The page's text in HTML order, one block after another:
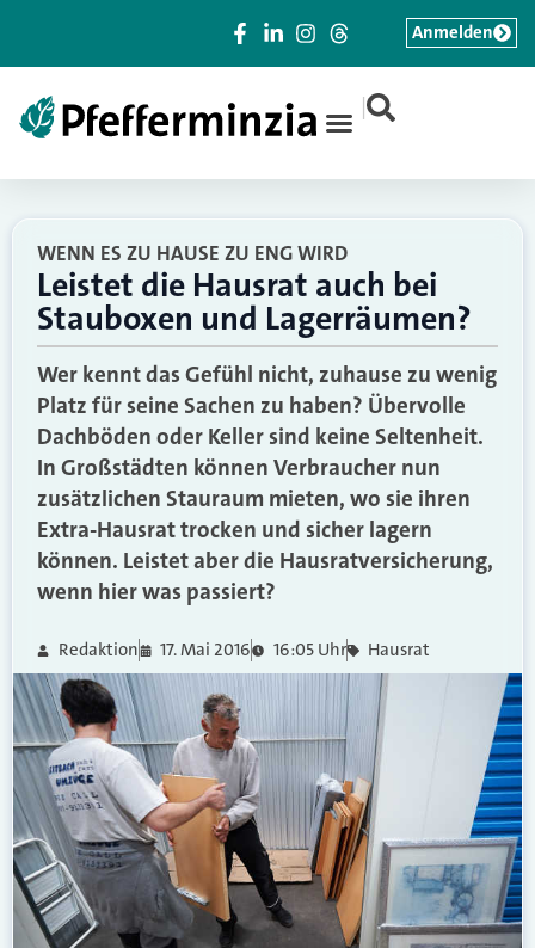
|
Anmelden
WENN ES ZU HAUSE ZU ENG WIRD
Leistet die Hausrat auch bei
Stauboxen und Lagerräumen?
Wer kennt das Gefühl nicht, zuhause zu wenig
Platz für seine Sachen zu haben? Übervolle
Dachböden oder Keller sind keine Seltenheit.
In Großstädten können Verbraucher nun
zusätzlichen Stauraum mieten, wo sie ihren
Extra-Hausrat trocken und sicher lagern
können. Leistet aber die Hausratversicherung,
wenn hier was passiert?
Redaktion 17. Mai 2016 16:05 Uhr Hausrat